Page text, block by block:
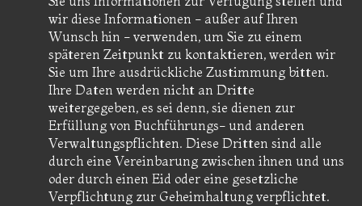
wir diese Informationen - außer auf Ihren
Wunsch hin - verwenden, um Sie zu einem
späteren Zeitpunkt zu kontaktieren, werden wir
Sie um Ihre ausdrückliche Zustimmung bitten.
Ihre Daten werden nicht an Dritte
weitergegeben, es sei denn, sie dienen zur
Erfüllung von Buchführungs- und anderen
Verwaltungspflichten. Diese Dritten sind alle
durch eine Vereinbarung zwischen ihnen und uns
oder durch einen Eid oder eine gesetzliche
Verpflichtung zur Geheimhaltung verpflichtet.